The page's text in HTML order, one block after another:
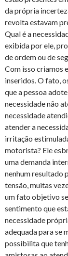
da própria
revolta estavam
Qual é a
exibida por ele,
de ordem ou de
Com isso criamos
inseridos. O fato,
que a pessoa
necessidade não
necessidade
atender a
irritação
motorista? Ele
uma demanda
nenhum resultado
tensão, muitas
um fato objetivo
sentimento que
necessidade
adequada para se
possibilita que